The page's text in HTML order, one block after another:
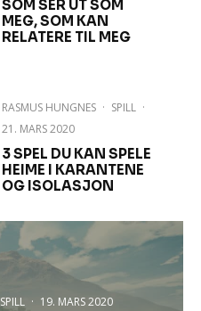
SOM SER UT SOM
MEG, SOM KAN
RELATERE TIL MEG
RASMUS HUNGNES · SPILL ·
21. MARS 2020
3 SPEL DU KAN SPELE
HEIME I KARANTENE
OG ISOLASJON
SPILL · 19. MARS 2020